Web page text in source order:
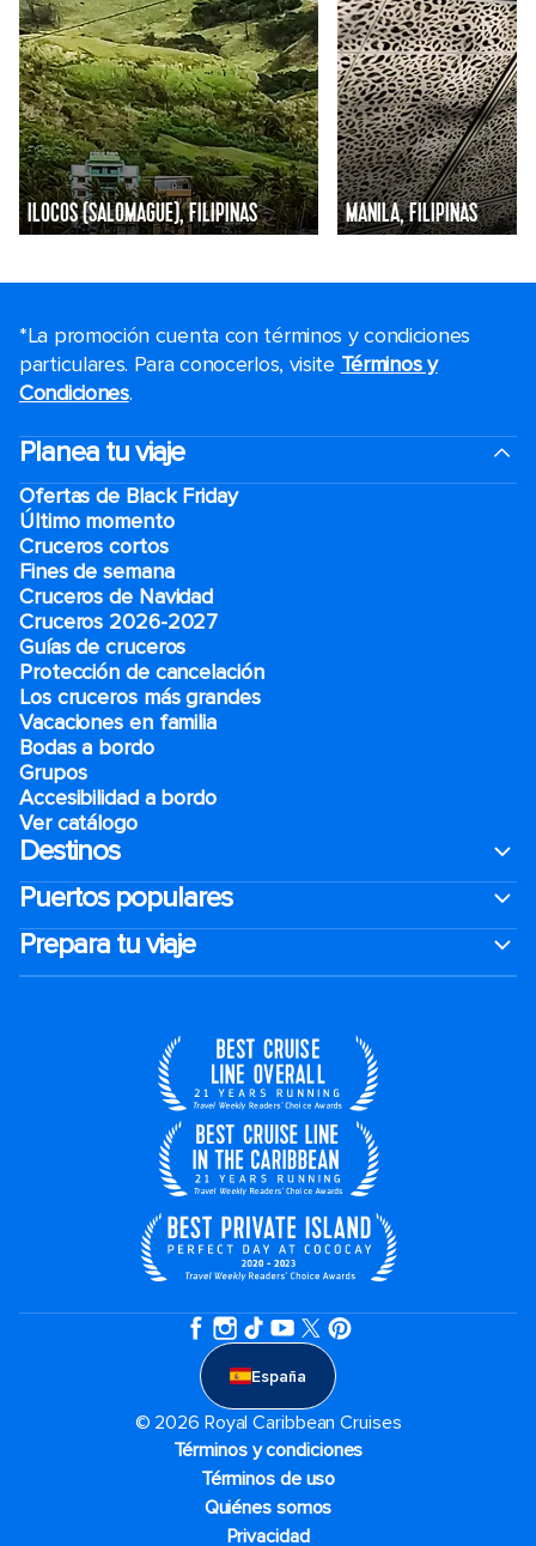
ILOCOS (SALOMAGUE), FILIPINAS MANILA, FILIPINAS
*La promoción cuenta con términos y condiciones
particulares. Para conocerlos, visite Términos y
Condiciones.
Planea tu viaje
Ofertas de Black Friday
Último momento
Cruceros cortos
Fines de semana
Cruceros de Navidad
Cruceros 2026-2027
Guías de cruceros
Protección de cancelación
Los cruceros más grandes
Vacaciones en familia
Bodas a bordo
Grupos
Accesibilidad a bordo
Ver catálogo
Destinos
Puertos populares
Prepara tu viaje
España
© 2026 Royal Caribbean Cruises
Términos y condiciones
Términos de uso
Quiénes somos
Privacidad